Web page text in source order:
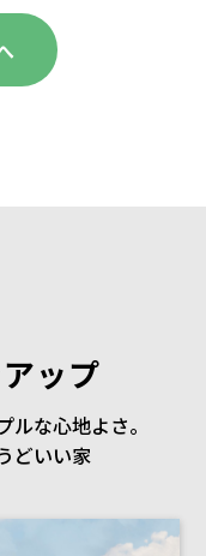
ップ
ルな心地よさ。
どいい家